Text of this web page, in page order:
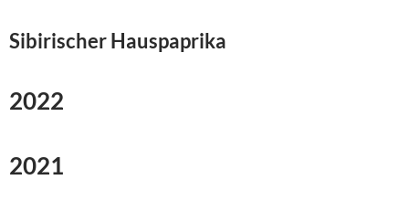
Sibirischer Hauspaprika
2022
2021